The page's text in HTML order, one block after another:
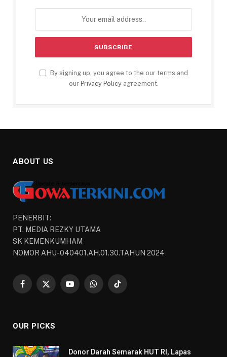
By signing up, you agree to the our terms and
our Privacy Policyagreement.
ABOUT US
PENERBIT:
PT. MEDIA REZKY UTAMA
SK KEMENKUMHAM
NOMOR AHU-040401.AH.01.30.TAHUN 2024
Facebook
X
YouTubeWhatsAppTikTok
OUR PICKS
Donor Darah Semarak HUT RI, Lapas